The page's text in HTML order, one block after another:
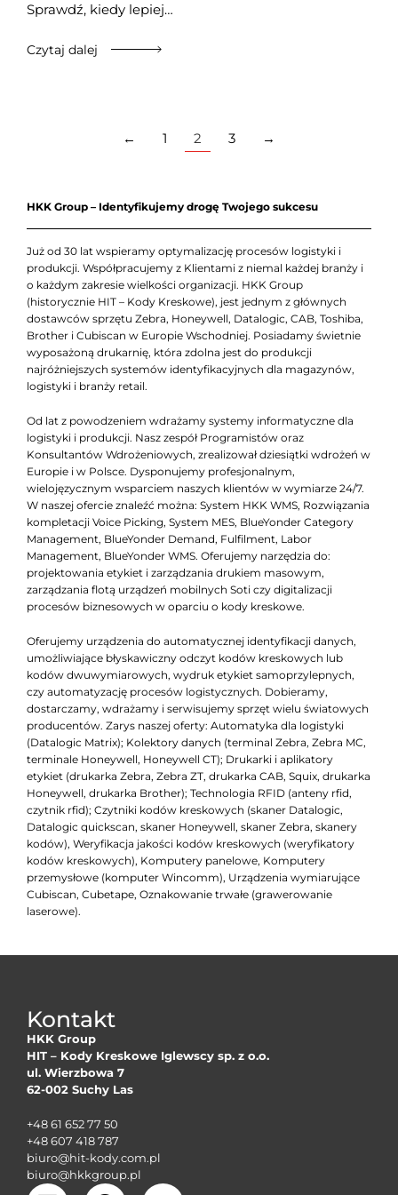
Sprawdź, kiedy lepiej…
Czytaj dalej
← 1 2 3 →
HKK Group – Identyfikujemy drogę Twojego sukcesu
Już od 30 lat wspieramy optymalizację procesów logistyki i
produkcji. Współpracujemy z Klientami z niemal każdej branży i
o każdym zakresie wielkości organizacji. HKK Group
(historycznie HIT – Kody Kreskowe), jest jednym z głównych
dostawców sprzętu Zebra, Honeywell, Datalogic, CAB, Toshiba,
Brother i Cubiscan w Europie Wschodniej. Posiadamy świetnie
wyposażoną drukarnię, która zdolna jest do produkcji
najróżniejszych systemów identyfikacyjnych dla magazynów,
logistyki i branży retail.
Od lat z powodzeniem wdrażamy systemy informatyczne dla
logistyki i produkcji. Nasz zespół Programistów oraz
Konsultantów Wdrożeniowych, zrealizował dziesiątki wdrożeń w
Europie i w Polsce. Dysponujemy profesjonalnym,
wielojęzycznym wsparciem naszych klientów w wymiarze 24/7.
W naszej ofercie znaleźć można: System HKK WMS, Rozwiązania
kompletacji Voice Picking, System MES, BlueYonder Category
Management, BlueYonder Demand, Fulfilment, Labor
Management, BlueYonder WMS. Oferujemy narzędzia do:
projektowania etykiet i zarządzania drukiem masowym,
zarządzania flotą urządzeń mobilnych Soti czy digitalizacji
procesów biznesowych w oparciu o kody kreskowe.
Oferujemy urządzenia do automatycznej identyfikacji danych,
umożliwiające błyskawiczny odczyt kodów kreskowych lub
kodów dwuwymiarowych, wydruk etykiet samoprzylepnych,
czy automatyzację procesów logistycznych. Dobieramy,
dostarczamy, wdrażamy i serwisujemy sprzęt wielu światowych
producentów. Zarys naszej oferty: Automatyka dla logistyki
(Datalogic Matrix); Kolektory danych (terminal Zebra, Zebra MC,
terminale Honeywell, Honeywell CT); Drukarki i aplikatory
etykiet (drukarka Zebra, Zebra ZT, drukarka CAB, Squix, drukarka
Honeywell, drukarka Brother); Technologia RFID (anteny rfid,
czytnik rfid); Czytniki kodów kreskowych (skaner Datalogic,
Datalogic quickscan, skaner Honeywell, skaner Zebra, skanery
kodów), Weryfikacja jakości kodów kreskowych (weryfikatory
kodów kreskowych), Komputery panelowe, Komputery
przemysłowe (komputer Wincomm), Urządzenia wymiarujące
Cubiscan, Cubetape, Oznakowanie trwałe (grawerowanie
laserowe).
Kontakt
HKK Group
HIT – Kody Kreskowe Iglewscy sp. z o.o.
ul. Wierzbowa 7
62-002 Suchy Las
+48 61 652 77 50
+48 607 418 787
biuro@hit-kody.com.pl
biuro@hkkgroup.pl